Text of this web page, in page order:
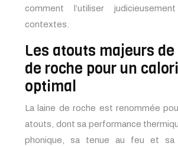
comment l’utiliser
contextes.
Les atouts majeurs
de roche pour un
optimal
La laine de roche est renommée
atouts, dont sa performance
phonique, sa tenue au feu et sa